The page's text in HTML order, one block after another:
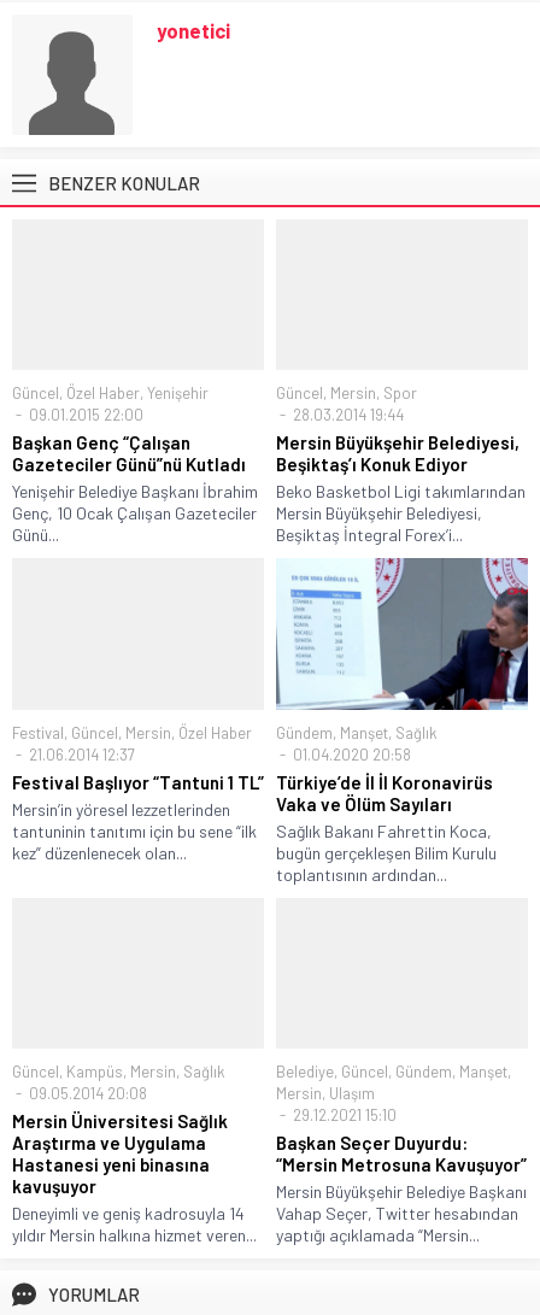
yonetici
BENZER KONULAR
Güncel, Özel Haber, Yenişehir
09.01.2015 22:00
Başkan Genç “Çalışan
Gazeteciler Günü”nü Kutladı
Yenişehir Belediye Başkanı İbrahim
Genç, 10 Ocak Çalışan Gazeteciler
Günü...
Güncel, Mersin, Spor
28.03.2014 19:44
Mersin Büyükşehir Belediyesi,
Beşiktaş’ı Konuk Ediyor
Beko Basketbol Ligi takımlarından
Mersin Büyükşehir Belediyesi,
Beşiktaş İntegral Forex’i...
Festival, Güncel, Mersin, Özel Haber
21.06.2014 12:37
Festival Başlıyor “Tantuni 1 TL”
Mersin’in yöresel lezzetlerinden
tantuninin tanıtımı için bu sene “ilk
kez” düzenlenecek olan...
Gündem, Manşet, Sağlık
01.04.2020 20:58
Türkiye’de İl İl Koronavirüs
Vaka ve Ölüm Sayıları
Sağlık Bakanı Fahrettin Koca,
bugün gerçekleşen Bilim Kurulu
toplantısının ardından...
Güncel, Kampüs, Mersin, Sağlık
09.05.2014 20:08
Mersin Üniversitesi Sağlık
Araştırma ve Uygulama
Hastanesi yeni binasına
kavuşuyor
Deneyimli ve geniş kadrosuyla 14
yıldır Mersin halkına hizmet veren...
Belediye, Güncel, Gündem, Manşet,
Mersin, Ulaşım
29.12.2021 15:10
Başkan Seçer Duyurdu:
“Mersin Metrosuna Kavuşuyor”
Mersin Büyükşehir Belediye Başkanı
Vahap Seçer, Twitter hesabından
yaptığı açıklamada “Mersin...
YORUMLAR